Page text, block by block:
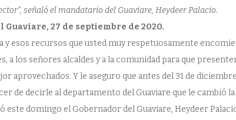
señaló el mandatario del Guaviare, Heydeer Palacio.
Guaviare, 27 de septiembre de 2020.
y esos recursos que usted muy respetuosamente
a los señores alcaldes y a la comunidad para que
aprovechados. Y le aseguro que antes del 31 de
de decirle al departamento del Guaviare que le cambió la
este domingo el Gobernador del Guaviare, Heydeer